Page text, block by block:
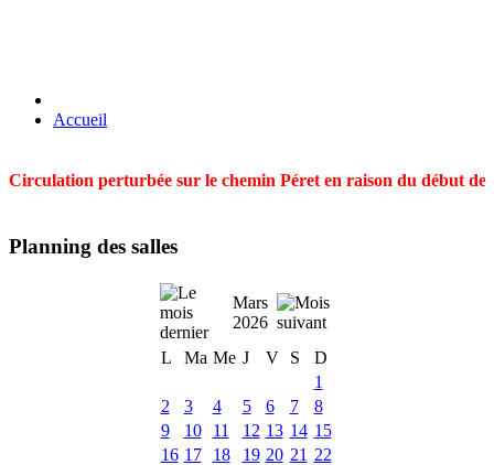
Accueil
Circulation perturbée sur le chemin Péret en raison du début
Planning des salles
Mars
2026
L
Ma Me J V S
D
1
2
3 4 5 6 7
8
9
10 11 12 13 14 15
16 17 18 19 20 21 22